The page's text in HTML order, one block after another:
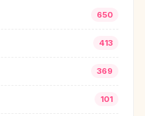
650
413
369
101